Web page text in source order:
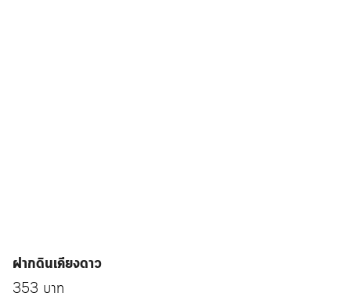
ฝากดินเคียงดาว
Original
353 บาท